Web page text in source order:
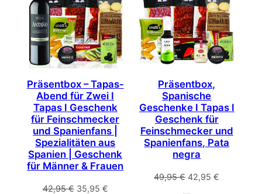
ANGEBOT
Präsentbox – Tapas-
Abend für Zwei I
Tapas I Geschenk
für Feinschmecker
und Spanienfans |
Spezialitäten aus
Spanien | Geschenk
für Männer & Frauen
42,95€ Ursprünglicher
35,95 €Aktueller
Präsentbox,
Spanische
Geschenke I Tapas I
Geschenk für
Feinschmecker und
Spanienfans, Pata
negra
49,95€ Ursprünglicher
42,95€